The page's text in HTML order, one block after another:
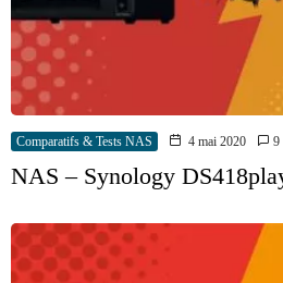
Comparatifs & Tests NAS 4 mai 2020 9
NAS – Synology